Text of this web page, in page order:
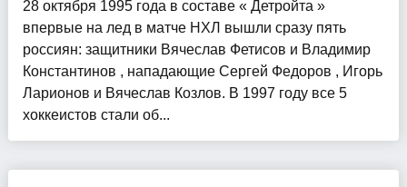
28 октября 1995 года в составе « Детройта »
впервые на лед в матче НХЛ вышли сразу пять
россиян: защитники Вячеслав Фетисов и Владимир
Константинов , нападающие Сергей Федоров , Игорь
Ларионов и Вячеслав Козлов. В 1997 году все 5
хоккеистов стали об...